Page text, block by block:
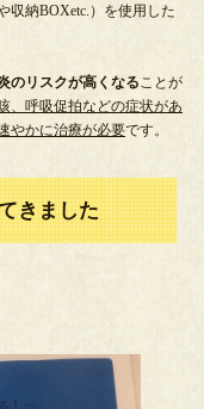
収納BOXetc.）を使用した
のリスクが高くなる ことが
、呼吸促拍などの症状があ
やかに治療が必要です。
きました